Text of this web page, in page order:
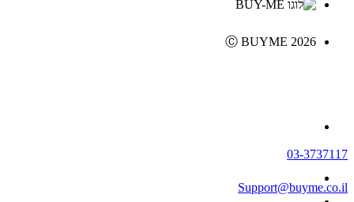
Ⓒ BUYME 2026
03-3737117
Support@buyme.co.il